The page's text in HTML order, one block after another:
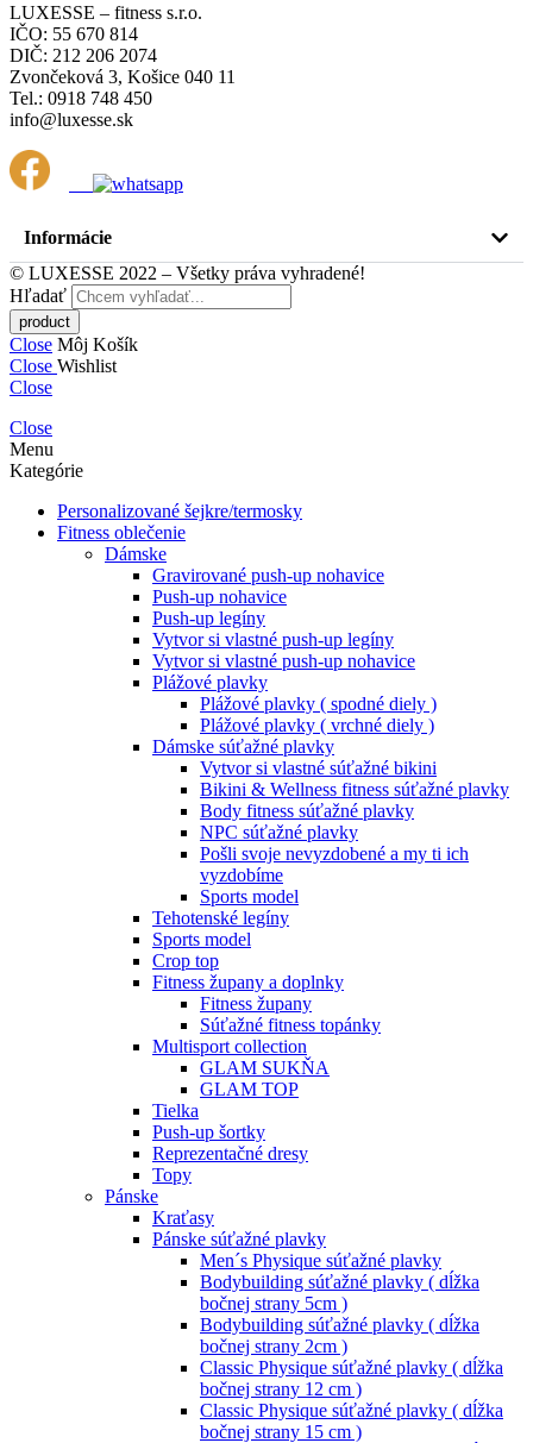
LUXESSE – fitness s.r.o.
IČO: 55 670 814
DIČ: 212 206 2074
Zvončeková 3, Košice 040 11
Tel.: 0918 748 450
info@luxesse.sk
Informácie
© LUXESSE 2022 – Všetky práva vyhradené!
Hľadať
Close Môj Košík
Close Wishlist
Close
Close
Menu
Kategórie
Personalizované šejkre/termosky
Fitness oblečenie
Dámske
Gravirované push-up nohavice
Push-up nohavice
Push-up legíny
Vytvor si vlastné push-up legíny
Vytvor si vlastné push-up nohavice
Plážové plavky
Plážové plavky ( spodné diely )
Plážové plavky ( vrchné diely )
Dámske súťažné plavky
Vytvor si vlastné súťažné bikini
Bikini & Wellness fitness súťažné plavky
Body fitness súťažné plavky
NPC súťažné plavky
Pošli svoje nevyzdobené a my ti ich
vyzdobíme
Sports model
Tehotenské legíny
Sports model
Crop top
Fitness župany a doplnky
Fitness župany
Súťažné fitness topánky
Multisport collection
GLAM SUKŇA
GLAM TOP
Tielka
Push-up šortky
Reprezentačné dresy
Topy
Pánske
Kraťasy
Pánske súťažné plavky
Men´s Physique súťažné plavky
Bodybuilding súťažné plavky ( dĺžka
bočnej strany 5cm )
Bodybuilding súťažné plavky ( dĺžka
bočnej strany 2cm )
Classic Physique súťažné plavky ( dĺžka
bočnej strany 12 cm )
Classic Physique súťažné plavky ( dĺžka
bočnej strany 15 cm )